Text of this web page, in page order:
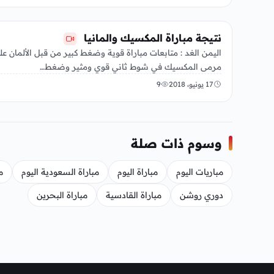
نتيجة مباراة المكسيك والمانيا
اليمن الغد : متابعات مباراة قوية وضغط كبير من قبل الألمان
مرمى المكسيك في شوط ثاني قوي ومثير وضغط…
17 يونيو، 2018 9
وسوم ذات صلة
مباريات اليوم مباراة اليوم مباراة السعودية اليوم
دوري روشن مباراة القادسية مباراة البحرين